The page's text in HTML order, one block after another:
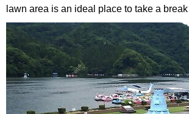
lawn area is an ideal place to take a